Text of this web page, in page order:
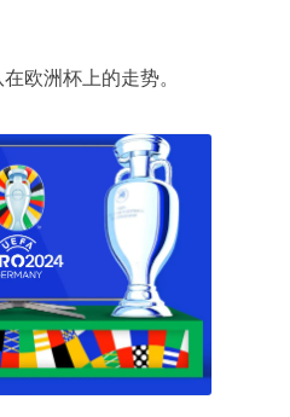
欧洲杯上的走势。